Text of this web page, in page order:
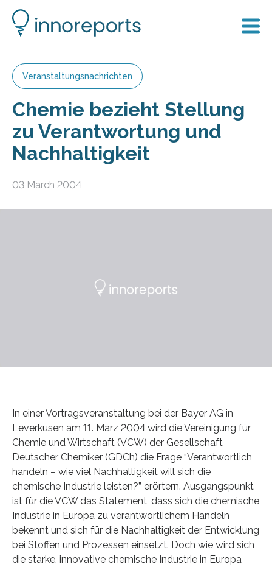
Veranstaltungsnachrichten
Chemie bezieht Stellung
zu Verantwortung und
Nachhaltigkeit
03 March 2004
In einer Vortragsveranstaltung bei der Bayer AG in
Leverkusen am 11. März 2004 wird die Vereinigung für
Chemie und Wirtschaft (VCW) der Gesellschaft
Deutscher Chemiker (GDCh) die Frage “Verantwortlich
handeln – wie viel Nachhaltigkeit will sich die
chemische Industrie leisten?” erörtern. Ausgangspunkt
ist für die VCW das Statement, dass sich die chemische
Industrie in Europa zu verantwortlichem Handeln
bekennt und sich für die Nachhaltigkeit der Entwicklung
bei Stoffen und Prozessen einsetzt. Doch wie wird sich
die starke, innovative chemische Industrie in Europa